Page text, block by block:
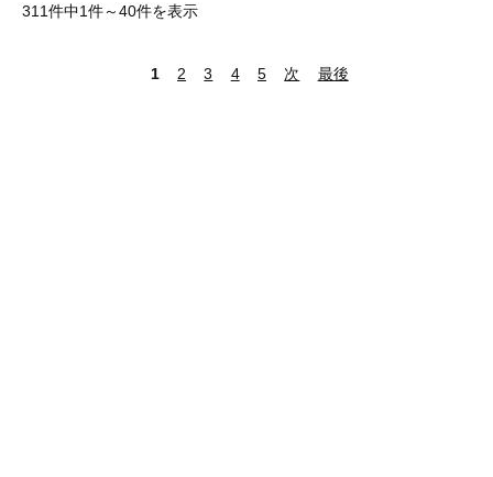
311件中1件～40件を表示
1 2 3 4 5 次 最後